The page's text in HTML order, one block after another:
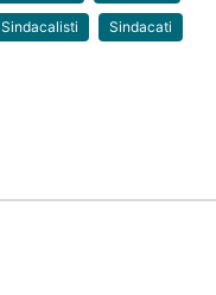
Sindacalisti Sindacati